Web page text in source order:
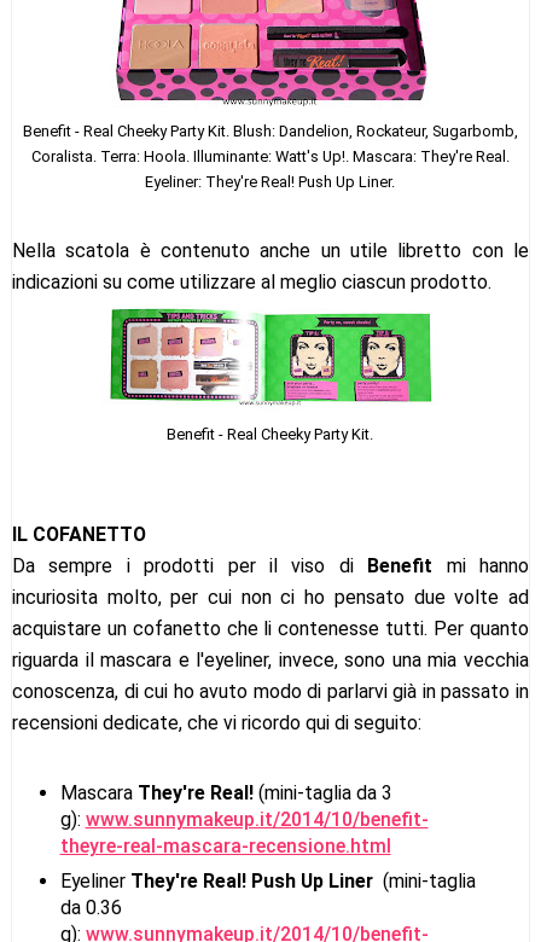
Benefit - Real Cheeky Party Kit. Blush: Dandelion, Rockateur, Sugarbomb,
Coralista. Terra: Hoola. Illuminante: Watt's Up!. Mascara: They're Real.
Eyeliner: They're Real! Push Up Liner.
Nella scatola è contenuto anche un utile libretto con le
indicazioni su come utilizzare al meglio ciascun prodotto.
Benefit - Real Cheeky Party Kit.
IL COFANETTO
Da sempre i prodotti per il viso di Benefit mi hanno
incuriosita molto, per cui non ci ho pensato due volte ad
acquistare un cofanetto che li contenesse tutti. Per quanto
riguarda il mascara e l'eyeliner, invece, sono una mia vecchia
conoscenza, di cui ho avuto modo di parlarvi già in passato in
recensioni dedicate, che vi ricordo qui di seguito:
Mascara They're Real!(mini-taglia da 3
g): www.sunnymakeup.it/2014/10/benefit-
theyre-real-mascara-recensione.html
EyelinerThey're Real! Push Up Liner (mini-taglia
da 0.36
g): www.sunnymakeup.it/2014/10/benefit-